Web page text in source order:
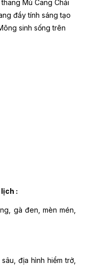
Mù Cang Chải
đầy tính sáng tạo
sinh sống trên
:
gà đen, mèn mén,
địa hình hiểm trở,